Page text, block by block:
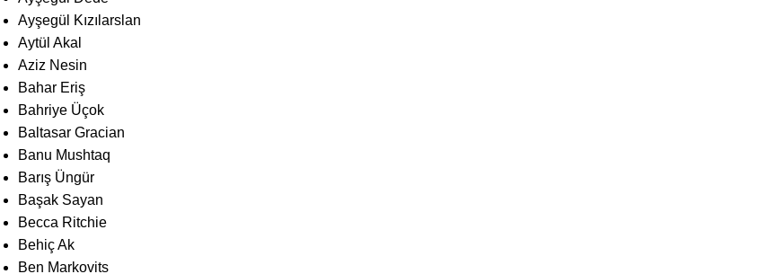
Ayşegül Kızılarslan
Aytül Akal
Aziz Nesin
Bahar Eriş
Bahriye Üçok
Baltasar Gracian
Banu Mushtaq
Barış Üngür
Başak Sayan
Becca Ritchie
Behiç Ak
Ben Markovits